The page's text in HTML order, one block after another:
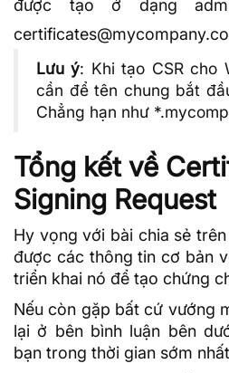
được tạo ở dạng
Lưu ý: Khi tạo CSR cho
cần để tên chung bắt
Chẳng hạn như
Tổng kết về
Signing Request
Hy vọng với bài chia sẻ
được các thông tin cơ bản
triển khai nó để tạo chứng
Nếu còn gặp bất cứ vướng
lại ở bên bình luận bên
bạn trong thời gian sớm